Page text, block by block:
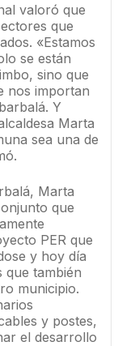
valoró que
que
«Estamos
se están
sino que
nos importan
Y
Marta
sea una de
Marta
que
PER que
y hoy día
que también
municipio.
y postes,
el desarrollo